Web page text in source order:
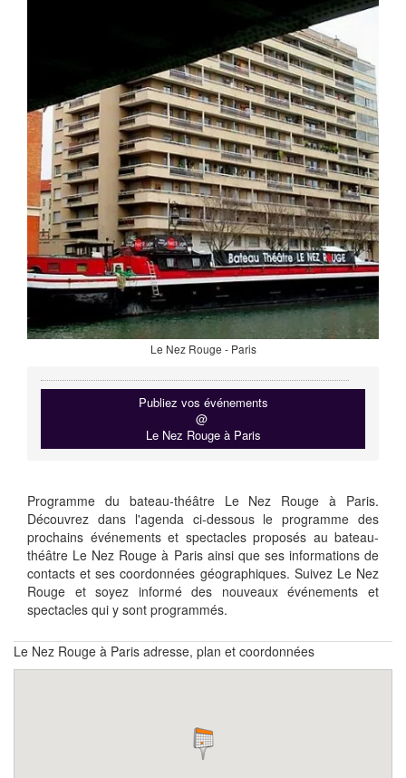
Le Nez Rouge - Paris
Publiez vos événements
@
Le Nez Rouge à Paris
Programme du bateau-théâtre Le Nez Rouge à Paris.
Découvrez dans l'agenda ci-dessous le programme des
prochains événements et spectacles proposés au bateau-
théâtre Le Nez Rouge à Paris ainsi que ses informations de
contacts et ses coordonnées géographiques. Suivez Le Nez
Rouge et soyez informé des nouveaux événements et
spectacles qui y sont programmés.
Le Nez Rouge à Paris adresse, plan et coordonnées